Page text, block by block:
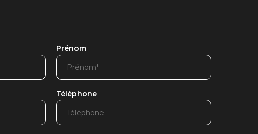
Prénom
Téléphone